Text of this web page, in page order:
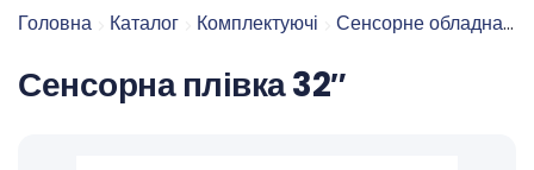
Головна Каталог Комплектуючі Сенсорне обладнання
Сенсорна плівка 32″